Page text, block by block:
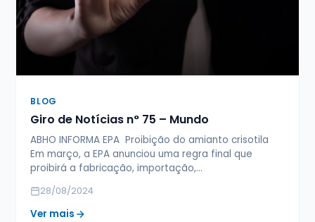
BLOG
Giro de Notícias n° 75 – Mundo
ABHO INFORMA EPA Proibição do amianto crisotila
Em março, a EPA anunciou uma regra final que
proibirá a fabricação, importação,…
28/08/2024
Ver mais